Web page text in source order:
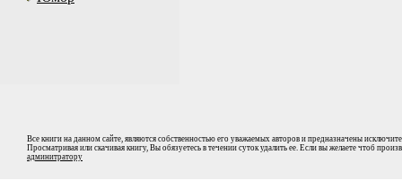
Все книги на данном сайте, являются собственностью его уважаемых авторов и предназначены
Просматривая или скачивая книгу, Вы обязуетесь в течении суток удалить ее. Если вы желаете чтоб
админитратору